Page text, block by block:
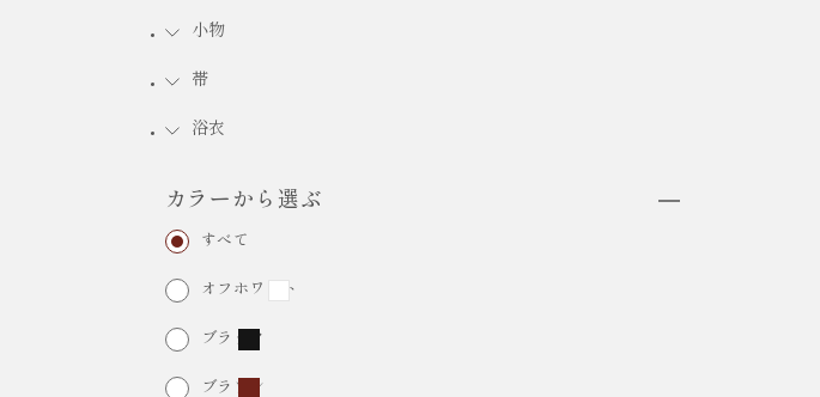
小物
帯
浴衣
カラーから選ぶ
すべて
オフホワイト
ブラック
ブラウン